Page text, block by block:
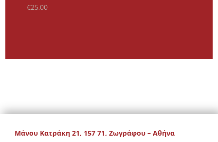
€25,00
Μάνου Κατράκη 21, 157 71, Ζωγράφου – Αθήνα